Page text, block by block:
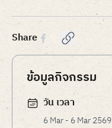
of
1
Share
ข้อมูลกิจกรรม
วัน เวลา
6 Mar - 6 Mar 2569